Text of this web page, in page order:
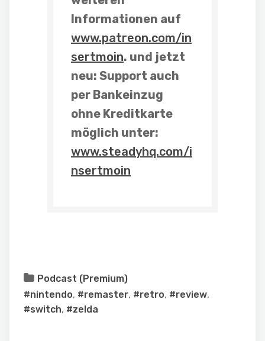
Informationen auf
www.patreon.com/in
sertmoin. und jetzt
neu: Support auch
per Bankeinzug
ohne Kreditkarte
möglich unter:
www.steadyhq.com/i
nsertmoin
Podcast (Premium)
#nintendo, #remaster, #retro, #review,
#switch, #zelda